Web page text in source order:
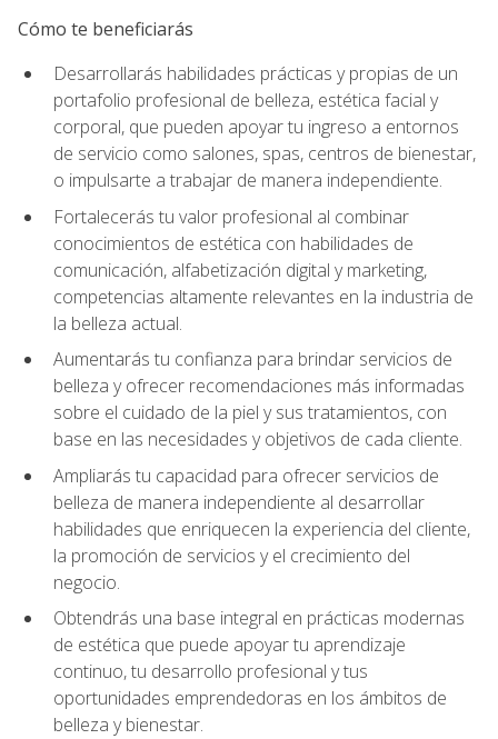
Cómo te beneficiarás
Desarrollarás habilidades prácticas y propias de un
portafolio profesional de belleza, estética facial y
corporal, que pueden apoyar tu ingreso a entornos
de servicio como salones, spas, centros de bienestar,
o impulsarte a trabajar de manera independiente.
Fortalecerás tu valor profesional al combinar
conocimientos de estética con habilidades de
comunicación, alfabetización digital y marketing,
competencias altamente relevantes en la industria de
la belleza actual.
Aumentarás tu confianza para brindar servicios de
belleza y ofrecer recomendaciones más informadas
sobre el cuidado de la piel y sus tratamientos, con
base en las necesidades y objetivos de cada cliente.
Ampliarás tu capacidad para ofrecer servicios de
belleza de manera independiente al desarrollar
habilidades que enriquecen la experiencia del cliente,
la promoción de servicios y el crecimiento del
negocio.
Obtendrás una base integral en prácticas modernas
de estética que puede apoyar tu aprendizaje
continuo, tu desarrollo profesional y tus
oportunidades emprendedoras en los ámbitos de
belleza y bienestar.